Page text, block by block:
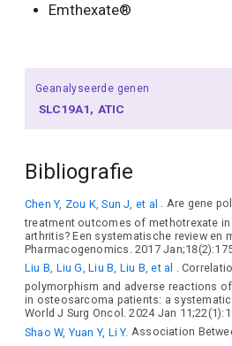
Emthexate®
Geanalyseerde genen
SLC19A1 ATIC
Bibliografie
Chen Y, Zou K, Sun J, et al . Are gene
treatment outcomes of methotrexate
arthritis? Een systematische review en
Pharmacogenomics. 2017
Liu B, Liu G, Liu B, Liu B, et al .
polymorphism and adverse reactions
in osteosarcoma patients: a
World J Surg Oncol. 2024 Jan
Shao W, Yuan Y, Li Y. Association